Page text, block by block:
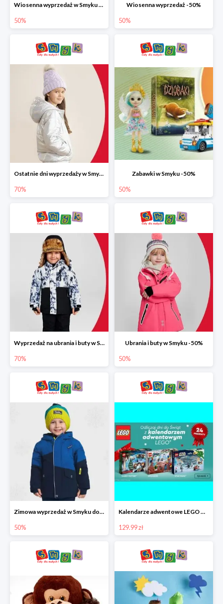
Wiosenna wyprzedaż w Smyku do -50%
50%
Wiosenna wyprzedaż -50%
50%
Ostatnie dni wyprzedaży w Smyku do -70%
70%
Zabawki w Smyku -50%
50%
Wyprzedaż na ubrania i buty w Smyku do -70%
70%
Ubrania i buty w Smyku -50%
50%
Zimowa wyprzedaż w Smyku do -50%
50%
Kalendarze adwentowe LEGO w Smyku w super cenie
129.99 zł